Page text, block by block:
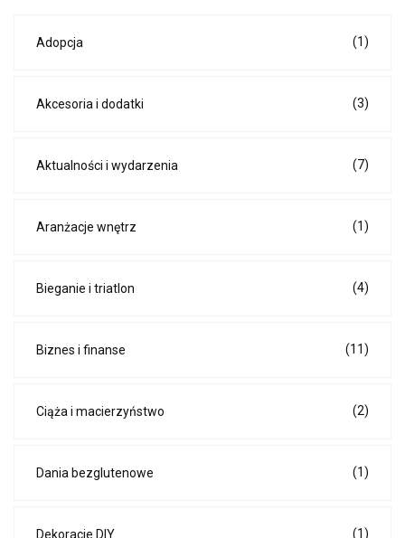
Adopcja (1)
Akcesoria i dodatki (3)
Aktualności i wydarzenia (7)
Aranżacje wnętrz (1)
Bieganie i triatlon (4)
Biznes i finanse (11)
Ciąża i macierzyństwo (2)
Dania bezglutenowe (1)
Dekoracje DIY (1)